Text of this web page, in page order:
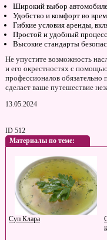
Широкий выбор
Удобство и комфорт во
Гибкие условия аренды,
Простой и удобный
Высокие стандарты
Не упустите возможность
и его окрестностях с
профессионалов
сделает ваше путешествие
13.05.2024
ID 512
Материалы по теме:
Суп Клара